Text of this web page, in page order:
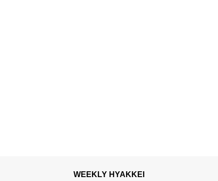
WEEKLY HYAKKEI